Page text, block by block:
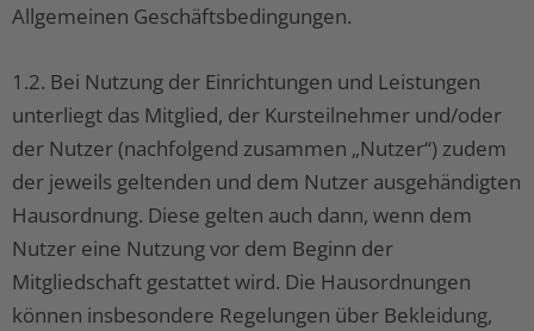
Allgemeinen Geschäftsbedingungen.
1.2. Bei Nutzung der Einrichtungen und Leistungen
unterliegt das Mitglied, der Kursteilnehmer und/oder
der Nutzer (nachfolgend zusammen „Nutzer“) zudem
der jeweils geltenden und dem Nutzer ausgehändigten
Hausordnung. Diese gelten auch dann, wenn dem
Nutzer eine Nutzung vor dem Beginn der
Mitgliedschaft gestattet wird. Die Hausordnungen
können insbesondere Regelungen über Bekleidung,